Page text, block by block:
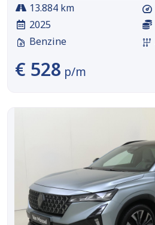
13.884 km
2025
Benzine
€ 528 p/m